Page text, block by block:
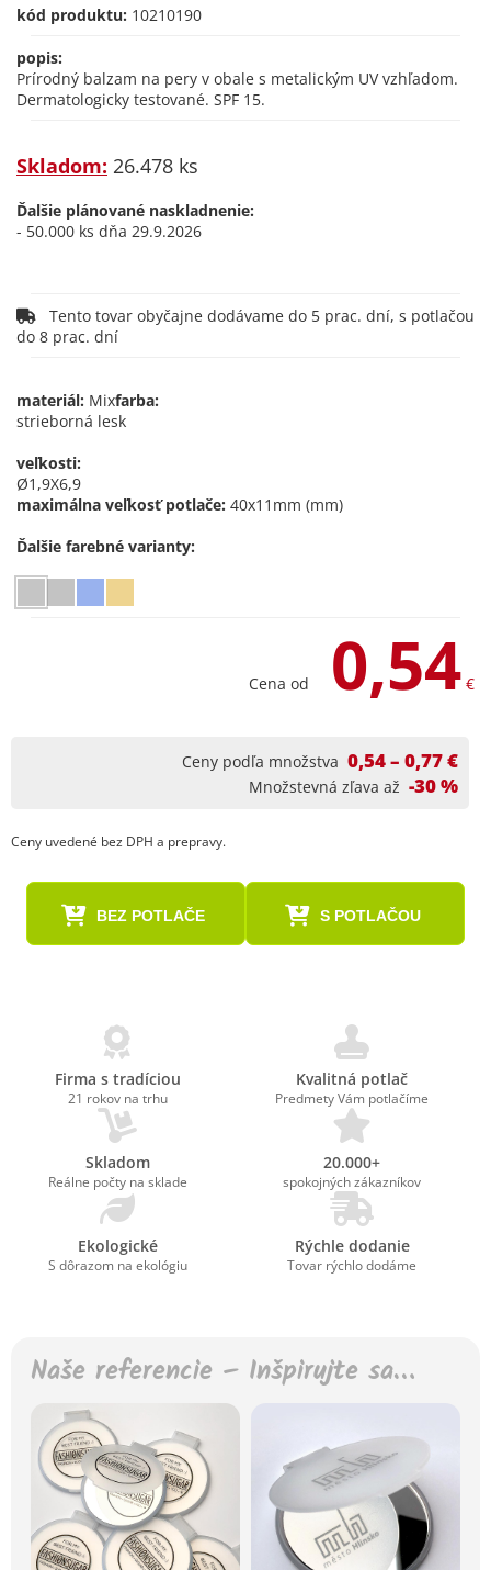
kód produktu: 10210190
popis:
Prírodný balzam na pery v obale s metalickým UV vzhľadom.
Dermatologicky testované. SPF 15.
Skladom: 26.478 ks
Ďalšie plánované naskladnenie:
- 50.000 ks dňa 29.9.2026
Tento tovar obyčajne dodávame do 5 prac. dní, s potlačou
do 8 prac. dní
materiál: Mixfarba:
strieborná lesk
veľkosti:
Ø1,9X6,9
maximálna veľkosť potlače: 40x11mm (mm)
Ďalšie farebné varianty:
Cena od 0,54 €
Ceny podľa množstva 0,54 – 0,77 €
Množstevná zľava až -30 %
Ceny uvedené bez DPH a prepravy.
BEZ POTLAČE S POTLAČOU
Firma s tradíciou
21 rokov na trhu
Kvalitná potlač
Predmety Vám potlačíme
Skladom
Reálne počty na sklade
20.000+
spokojných zákazníkov
Ekologické
S dôrazom na ekológiu
Rýchle dodanie
Tovar rýchlo dodáme
Naše referencie – Inšpirujte sa…